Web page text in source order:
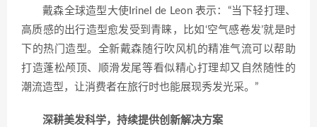
戴森全球造型大使Irinel de Leon 表示：“当下轻打理、
高质感的出行造型愈发受到青睐，比如‘空气感卷发’就是时
下的热门造型。全新戴森随行吹风机的精准气流可以帮助
打造蓬松颅顶、顺滑发尾等看似精心打理却又自然随性的
潮流造型，让消费者在旅行时也能展现秀发光采。”
深耕美发科学，持续提供创新解决方案